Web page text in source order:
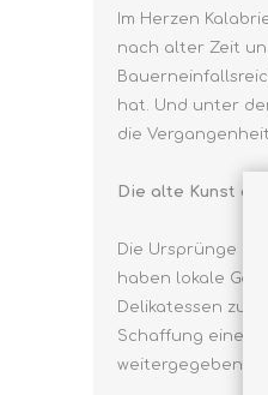
Im Herzen
nach alter Zeit
hat. Und unter
die
Die alte Kunst der
Die Ursprünge
haben lokale
Delikatessen zu
Schaffung eines
weitergegeben